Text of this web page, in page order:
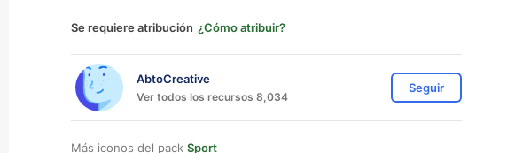
Se requiere atribución ¿Cómo atribuir?
AbtoCreative
Ver todos los recursos 8,034
Seguir
Más iconos del pack Sport